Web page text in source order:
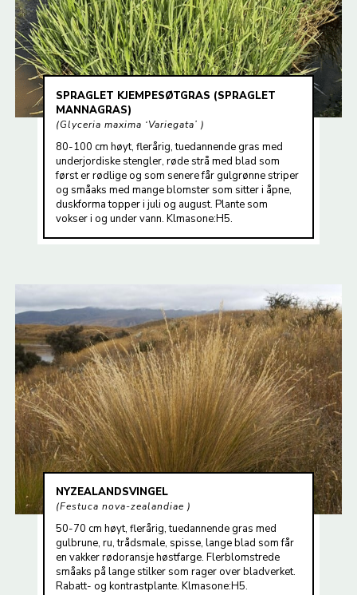
SPRAGLET KJEMPESØTGRAS (SPRAGLET
MANNAGRAS)
Glyceria maxima ‘Variegata’
80-100 cm høyt, flerårig, tuedannende gras med
underjordiske stengler, røde strå med blad som
først er rødlige og som senere får gulgrønne striper
og småaks med mange blomster som sitter i åpne,
duskforma topper i juli og august. Plante som
vokser i og under vann. Klmasone:H5.
NYZEALANDSVINGEL
Festuca nova-zealandiae
50-70 cm høyt, flerårig, tuedannende gras med
gulbrune, ru, trådsmale, spisse, lange blad som får
en vakker rødoransje høstfarge. Flerblomstrede
småaks på lange stilker som rager over bladverket.
Rabatt- og kontrastplante. Klmasone:H5.